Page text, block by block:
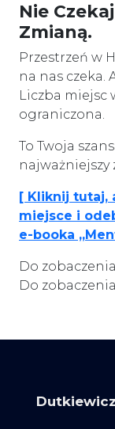
Nie
Zmianą.
Przestrzeń w
na nas czeka.
Liczba miejsc
ograniczona.
To Twoja
najważniejszy
[ Kliknij tutaj,
miejsce i
e-booka
Do
Do